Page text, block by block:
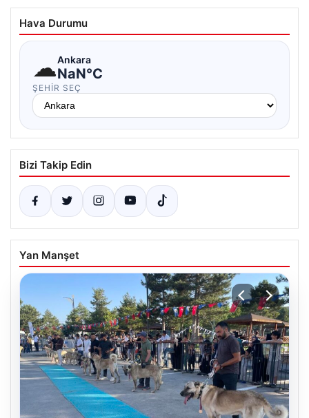
Hava Durumu
☁Ankara
NaN°C
ŞEHIR SEÇ
Bizi Takip Edin
Yan Manşet